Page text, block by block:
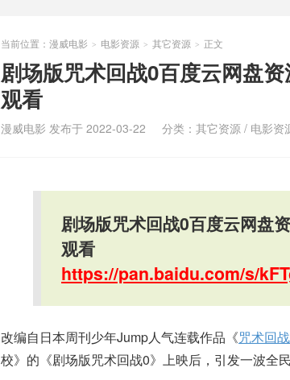
当前位置： 漫威电影 > 电影资源 > 其它资源 > 正文
剧场版咒术回战0百度云网盘
观看
漫威电影 发布于 2022-03-22 分类： 其它资源 / 电影资
剧场版咒术回战0百度云网盘
观看
https://pan.baidu.com/s/
改编自日本周刊少年Jump人气连载作品《咒术回战
校》的《剧场版咒术回战0》上映后，引发一波全